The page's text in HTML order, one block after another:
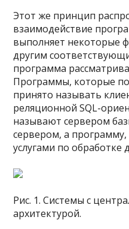
Этот же принцип
взаимодействие
выполняет некоторые
другим
программа
Программы, которые
принято называть
реляционной SQL-
называют сервером
сервером, а
услугами по
Рис. 1. Системы с
архитектурой.